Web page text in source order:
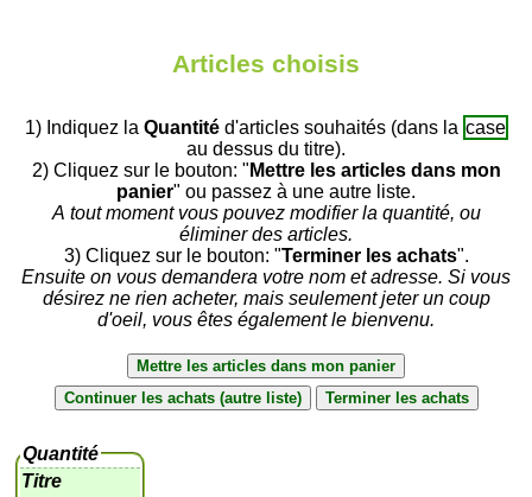
Articles choisis
1) Indiquez la Quantitéd'articles souhaités (dans la case
au dessus du titre).
2) Cliquez sur le bouton: " Mettre les articles dans mon
panier" ou passez à une autre liste.
A tout moment vous pouvez modifier la quantité, ou
éliminer des articles.
3) Cliquez sur le bouton: "Terminer les achats".
Ensuite on vous demandera votre nom et adresse. Si vous
désirez ne rien acheter, mais seulement jeter un coup
d'oeil, vous êtes également le bienvenu.
Quantité
Titre